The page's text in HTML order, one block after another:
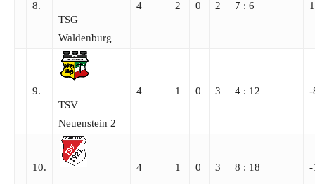
8.
TSG
Waldenburg
4 2 0 2 7 : 6 1
9.
TSV
Neuenstein 2
4 1 0 3 4 : 12 -
10. 4 1 0 3 8 : 18 -